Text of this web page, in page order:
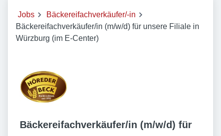
Jobs
Bäckereifachverkäufer/-in
Bäckereifachverkäufer/in (m/w/d) für unsere Filiale in
Würzburg (im E-Center)
Bäckereifachverkäufer/in (m/w/d) für